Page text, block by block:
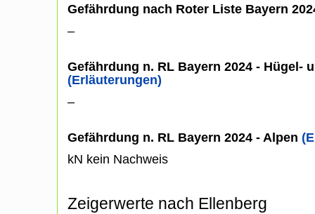
Gefährdung nach Roter Liste Bayern
–
Gefährdung n. RL Bayern 2024 - Hügel-
(Erläuterungen)
–
Gefährdung n. RL Bayern 2024 - Alpen
kN kein Nachweis
Zeigerwerte nach Ellenberg